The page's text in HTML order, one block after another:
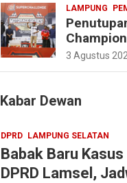
Artis Ibu
LAMPUNG
Barat
3 Agustus
Kabar Dewan
DPRD LAMPUNG SELATAN
Babak Baru
DPRD Lamsel,